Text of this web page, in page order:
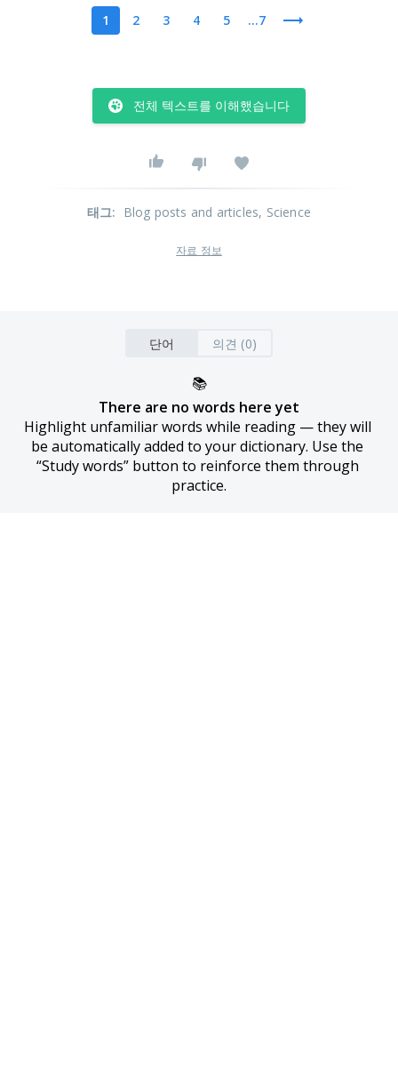
1 2 3 4 5 ...7
전체 텍스트를 이해했습니다
태그: Blog posts and articles, Science
자료 정보
단어 의견 (0)
📚
There are no words here yet
Highlight unfamiliar words while reading — they will
be automatically added to your dictionary. Use the
“Study words” button to reinforce them through
practice.